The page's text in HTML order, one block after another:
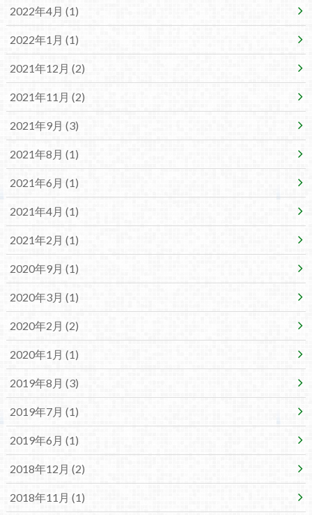
2022年4月 (1)
2022年1月 (1)
2021年12月 (2)
2021年11月 (2)
2021年9月 (3)
2021年8月 (1)
2021年6月 (1)
2021年4月 (1)
2021年2月 (1)
2020年9月 (1)
2020年3月 (1)
2020年2月 (2)
2020年1月 (1)
2019年8月 (3)
2019年7月 (1)
2019年6月 (1)
2018年12月 (2)
2018年11月 (1)